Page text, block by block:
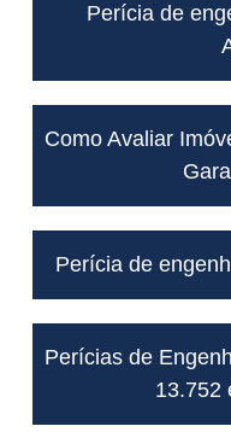
Perícia de
Como Avaliar
Perícia de
Perícias de
13.752